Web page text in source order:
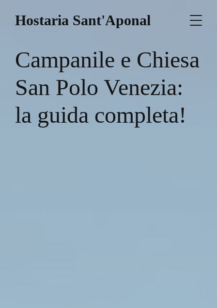
Hostaria Sant'Aponal
Campanile e Chiesa
San Polo Venezia:
la guida completa!